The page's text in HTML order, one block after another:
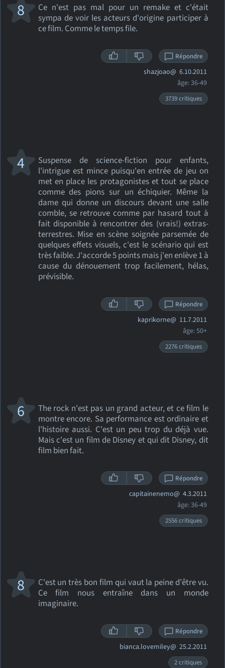
Ce n'est pas mal pour un remake et c'était
sympa de voir les acteurs d'origine participer à
ce film. Comme le temps file.
8
Répondre
shazjoao@ 6.10.2011
âge: 36-49
3739 critiques
Suspense de science-fiction pour enfants,
l'intrigue est mince puisqu'en entrée de jeu on
met en place les protagonistes et tout se place
comme des pions sur un échiquier. Même la
dame qui donne un discours devant une salle
comble, se retrouve comme par hasard tout à
fait disponible à rencontrer des (vrais!) extras-
terrestres. Mise en scène soignée parsemée de
quelques effets visuels, c'est le scénario qui est
très faible. J'accorde 5 points mais j'en enlève 1 à
cause du dénouement trop facilement, hélas,
prévisible.
4
Répondre
kaprikorne@ 11.7.2011
âge: 50+
2276 critiques
The rock n'est pas un grand acteur, et ce film le
montre encore. Sa performance est ordinaire et
l'histoire aussi. C'est un peu trop du déjà vue.
Mais c'est un film de Disney et qui dit Disney, dit
film bien fait.
6
Répondre
capitainenemo@ 4.3.2011
âge: 36-49
2556 critiques
C'est un très bon film qui vaut la peine d'être vu.
Ce film nous entraîne dans un monde
imaginaire.
8
Répondre
bianca.lovemiley@ 25.2.2011
2 critiques